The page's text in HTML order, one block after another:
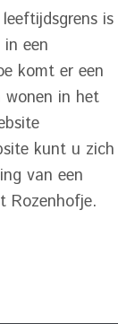
een
komt er een
wonen in het
kunt u zich
van een
Rozenhofje.